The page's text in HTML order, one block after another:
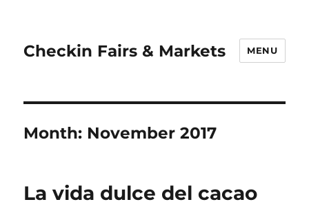
Checkin Fairs & Markets MENU
Month: November 2017
La vida dulce del cacao